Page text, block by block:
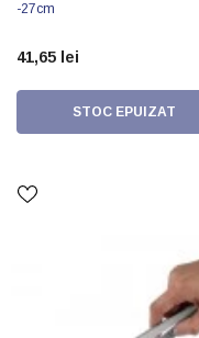
-27cm
41,65 lei
STOC EPUIZAT